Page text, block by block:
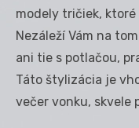
modely tričiek,
Nezáleží Vám na
ani tie s potlačou,
Táto štylizácia je
večer vonku, skvele